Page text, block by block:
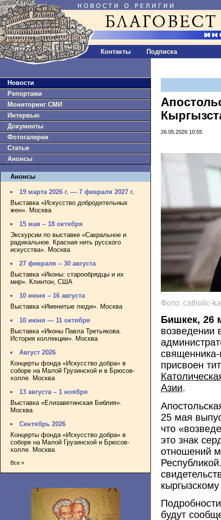
Контакты Подписка
Новости
Репортажи
Мониторинг СМИ
Интервью
Документы
Фотогалереи
Статьи
Анонсы
Анонсы
19 марта 2026 г. — 7 февраля 2027 г.
Выставка «Искусство добродетельных
жен». Москва
15 мая – 18 октября
Экскурсии по выставке «Сакральное и
радикальное. Красная нить русского
искусства». Москва
27 февраля – 30 августа
Выставка «Иконы: старообрядцы и их
мир». Клинтон, США
10 июня – 16 августа
Выставка «Именитые люди». Москва
10 июня — 11 октября
Выставка «Иконы Павла Третьякова.
История коллекции». Москва
Август 2026
Концерты фонда «Искусство добра» в
соборе на Малой Грузинской и в Брюсов-
холле. Москва
13 августа – 1 ноября
Выставка «Елизаветинская Библия».
Москва
Сентябрь 2026
Концерты фонда «Искусство добра» в
соборе на Малой Грузинской и Брюсов-
холле. Москва
Все »
26.05.2026 10:55
Фото: catholic-
Бишкек, 26
возведении
присвоен
Азии.
25 мая
что
это знак
отношений
будут